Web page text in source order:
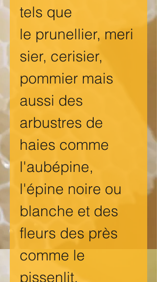
tels que
le prunellier, meri
sier, cerisier,
pommier mais
aussi des
arbustres de
haies comme
l'aubépine,
l'épine noire ou
blanche et des
fleurs des près
comme le
pissenlit.